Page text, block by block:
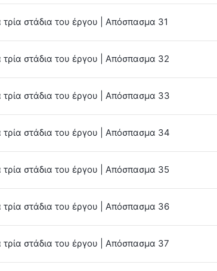
στάδια του έργου | Απόσπασμα 31
στάδια του έργου | Απόσπασμα 32
στάδια του έργου | Απόσπασμα 33
στάδια του έργου | Απόσπασμα 34
στάδια του έργου | Απόσπασμα 35
στάδια του έργου | Απόσπασμα 36
στάδια του έργου | Απόσπασμα 37